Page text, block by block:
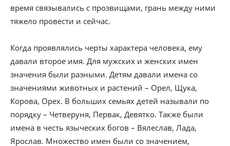
время связывались с прозвищами, грань между ними
тяжело провести и сейчас.
Когда проявлялись черты характера человека, ему
давали второе имя. Для мужских и женских имен
значения были разными. Детям давали имена со
значениями животных и растений – Орел, Щука,
Корова, Орех. В больших семьях детей называли по
порядку – Четверуня, Первак, Девятко. Также были
имена в честь языческих богов – Вялеслав, Лада,
Ярослав. Множество имен были со значением,